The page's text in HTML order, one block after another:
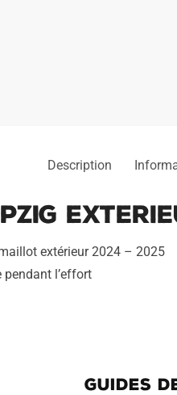
Description
extérieur 2024 – 2025
l’effort
GUIDES